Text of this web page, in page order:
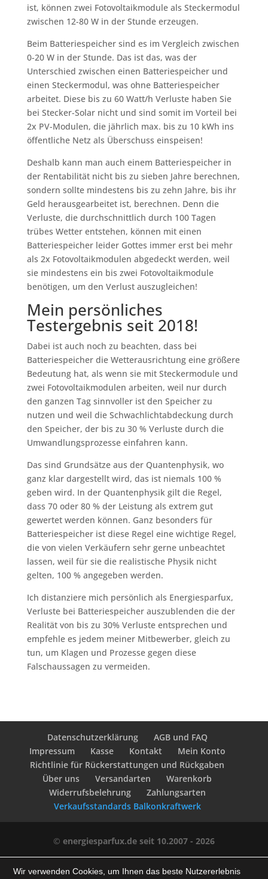
ist, können zwei Fotovoltaikmodule als Steckermodul
zwischen 12-80 W in der Stunde erzeugen.
Beim Batteriespeicher sind es im Vergleich zwischen
0-20 W in der Stunde. Das ist das, was der
Unterschied zwischen einen Batteriespeicher und
einen Steckermodul, was ohne Batteriespeicher
arbeitet. Diese bis zu 60 Watt/h Verluste haben Sie
bei Stecker-Solar nicht und sind somit im Vorteil bei
2x PV-Modulen, die jährlich max. bis zu 10 kWh ins
öffentliche Netz als Überschuss einspeisen!
Deshalb kann man auch einem Batteriespeicher in
der Rentabilität nicht bis zu sieben Jahre berechnen,
sondern sollte mindestens bis zu zehn Jahre, bis ihr
Geld herausgearbeitet ist, berechnen. Denn die
Verluste, die durchschnittlich durch 100 Tagen
trübes Wetter entstehen, können mit einen
Batteriespeicher leider Gottes immer erst bei mehr
als 2x Fotovoltaikmodulen abgedeckt werden, weil
sie mindestens ein bis zwei Fotovoltaikmodule
benötigen, um den Verlust auszugleichen!
Mein persönliches
Testergebnis seit 2018!
Dabei ist auch noch zu beachten, dass bei
Batteriespeicher die Wetterausrichtung eine größere
Bedeutung hat, als wenn sie mit Steckermodule und
zwei Fotovoltaikmodulen arbeiten, weil nur durch
den ganzen Tag sinnvoller ist den Speicher zu
nutzen und weil die Schwachlichtabdeckung durch
den Speicher, der bis zu 30 % Verluste durch die
Umwandlungsprozesse einfahren kann.
Das sind Grundsätze aus der Quantenphysik, wo
ganz klar dargestellt wird, das ist niemals 100 %
geben wird. In der Quantenphysik gilt die Regel,
dass 70 oder 80 % der Leistung als extrem gut
gewertet werden können. Ganz besonders für
Batteriespeicher ist diese Regel eine wichtige Regel,
die von vielen Verkäufern sehr gerne unbeachtet
lassen, weil für sie die realistische Physik nicht
gelten, 100 % angegeben werden.
Ich distanziere mich persönlich als Energiesparfux,
Verluste bei Batteriespeicher auszublenden die der
Realität von bis zu 30% Verluste entsprechen und
empfehle es jedem meiner Mitbewerber, gleich zu
tun, um Klagen und Prozesse gegen diese
Falschaussagen zu vermeiden.
Datenschutzerklärung
AGB und FAQ
Impressum
Kasse Kontakt
Mein Konto
Richtlinie für Rückerstattungen und Rückgaben
Über uns
Versandarten
Warenkorb
Widerrufsbelehrung
Zahlungsarten
Verkaufsstandards Balkonkraftwerk
© energiesparfux.de seit 10.2007 - 2026
Wir verwenden Cookies, um Ihnen das beste Nutzererlebnis